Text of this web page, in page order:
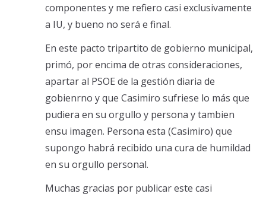
componentes y me refiero casi exclusivamente
a IU, y bueno no será e final.
En este pacto tripartito de gobierno municipal,
primó, por encima de otras consideraciones,
apartar al PSOE de la gestión diaria de
gobienrno y que Casimiro sufriese lo más que
pudiera en su orgullo y persona y tambien
ensu imagen. Persona esta (Casimiro) que
supongo habrá recibido una cura de humildad
en su orgullo personal.
Muchas gracias por publicar este casi